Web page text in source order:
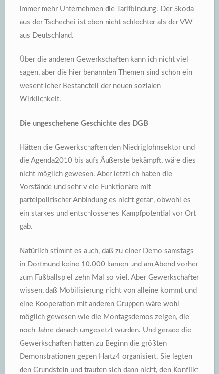
immer mehr Unternehmen die Tarifbindung. Der Skoda
aus der Tschechei ist eben nicht schlechter als der VW
aus Deutschland.
Über die anderen Gewerkschaften kann ich nicht viel
sagen, aber die hier benannten Themen sind schon ein
wesentlicher Bestandteil der neuen sozialen
Wirklichkeit.
Die ungeschehene Geschichte des DGB
Hätten die Gewerkschaften den Niedriglohnsektor und
die Agenda2010 bis aufs Äußerste bekämpft, wäre dies
nicht möglich gewesen. Aber letztlich haben die
Vorstände und sehr viele Funktionäre mit
parteipolitischer Anbindung es nicht getan, obwohl es
ein starkes und entschlossenes Kampfpotential vor Ort
gab.
Natürlich stimmt es auch, daß zu einer Demo samstags
in Dortmund keine 10.000 kamen und am Abend vorher
zum Fußballspiel zehn Mal so viel. Aber Gewerkschafter
wissen, daß Mobilisierung nicht von alleine kommt und
eine Kooperation mit anderen Gruppen wäre wohl
möglich gewesen wie die Montagsdemos zeigen, die
noch Jahre danach umgesetzt wurden. Und gerade die
Gewerkschaften hatten zu Beginn die größten
Demonstrationen gegen Hartz4 organisiert. Sie legten
den Grundstein und trauten sich dann nicht, den Konflikt